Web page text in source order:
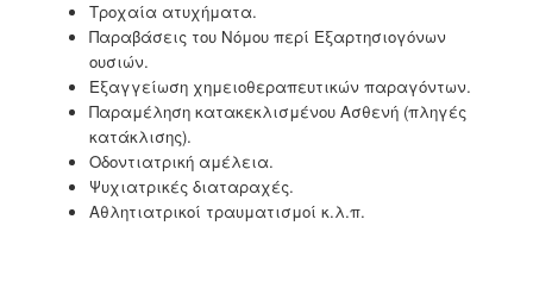
Τροχαία ατυχήματα.
Παραβάσεις του Νόμου περί Εξαρτησιογόνων
ουσιών.
Εξαγγείωση χημειοθεραπευτικών παραγόντων.
Παραμέληση κατακεκλισμένου Ασθενή (πληγές
κατάκλισης).
Οδοντιατρική αμέλεια.
Ψυχιατρικές διαταραχές.
Αθλητιατρικοί τραυματισμοί κ.λ.π.